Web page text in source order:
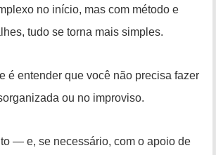
no início, mas com método e
tudo se torna mais simples.
é entender que você não precisa fazer
ou no improviso.
— e, se necessário, com o apoio de